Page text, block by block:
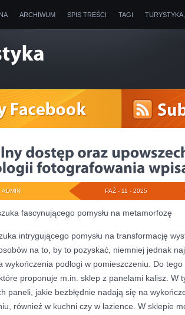
ARCHIWUM SPIS TREŚCI TAGI
PAŹ - 11 - 2025
ADMIN
fascynującego pomysłu na metamorfozę
intrygującego pomysłu na transformację
na to, by to pozyskać, niemniej jednak
wykończenia podłogi w pomieszczeniu. Do
proponuje m.in. sklep z panelami kalisz. W
paneli, jakie bezbłędnie nadają się na
również w kuchni czy w łazience. W sklepie